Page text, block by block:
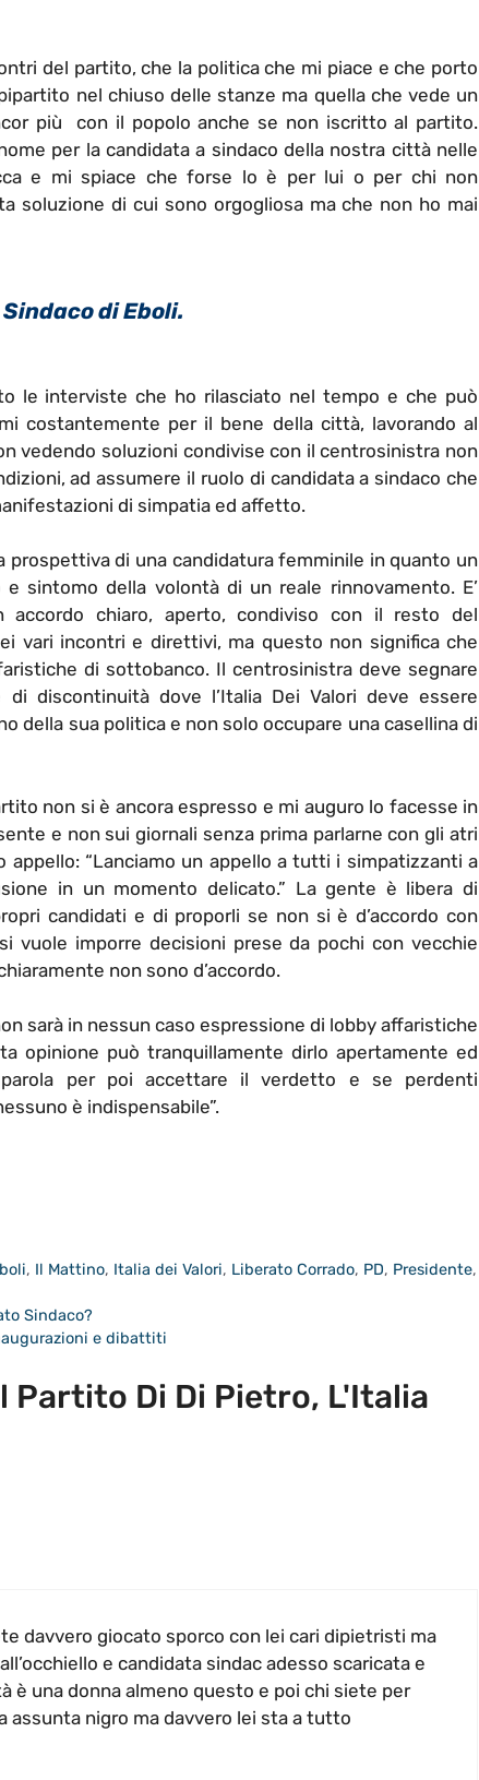
del partito, che la politica che mi piace e che porto
nel chiuso delle stanze ma quella che vede un
più con il popolo anche se non iscritto al partito.
per la candidata a sindaco della nostra città nelle
e mi spiace che forse lo è per lui o per chi non
soluzione di cui sono orgogliosa ma che non ho mai
di Eboli.
le interviste che ho rilasciato nel tempo e che può
costantemente per il bene della città, lavorando al
vedendo soluzioni condivise con il centrosinistra non
ad assumere il ruolo di candidata a sindaco che
di simpatia ed affetto.
di una candidatura femminile in quanto un
sintomo della volontà di un reale rinnovamento. E’
chiaro, aperto, condiviso con il resto del
vari incontri e direttivi, ma questo non significa che
di sottobanco. Il centrosinistra deve segnare
discontinuità dove l’Italia Dei Valori deve essere
della sua politica e non solo occupare una casellina di
non si è ancora espresso e mi auguro lo facesse in
e non sui giornali senza prima parlarne con gli atri
“Lanciamo un appello a tutti i simpatizzanti a
in un momento delicato.” La gente è libera di
candidati e di proporli se non si è d’accordo con
vuole imporre decisioni prese da pochi con vecchie
non sono d’accordo.
sarà in nessun caso espressione di lobby affaristiche
opinione può tranquillamente dirlo apertamente ed
per poi accettare il verdetto e se perdenti
è indispensabile”.
, Il Mattino, Italia dei Valori, Liberato Corrado, PD, Presidente,
Sindaco?
e dibattiti
Partito Di Di Pietro, L'Italia
davvero giocato sporco con lei cari dipietristi ma
e candidata sindac adesso scaricata e
è una donna almeno questo e poi chi siete per
assunta nigro ma davvero lei sta a tutto